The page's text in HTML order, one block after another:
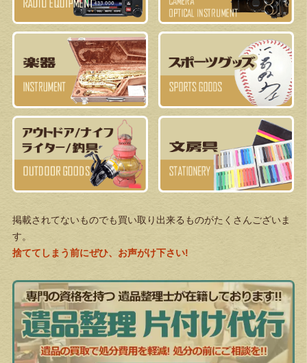
掲載されてないものでも買い取り出来るものがたくさんございま
す。
捨ててしまう前にぜひ、お声がけ下さい!